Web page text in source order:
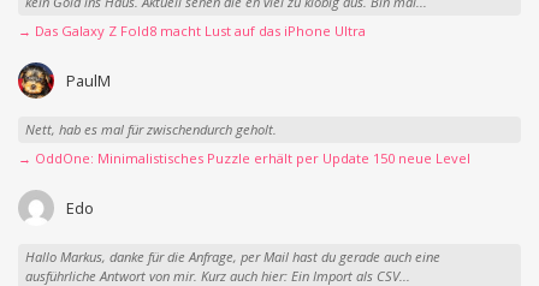
→ Das Galaxy Z Fold8 macht Lust auf das iPhone Ultra
PaulM
Nett, hab es mal für zwischendurch geholt.
→ OddOne: Minimalistisches Puzzle erhält per Update 150 neue Level
Edo
Hallo Markus, danke für die Anfrage, per Mail hast du gerade auch eine
ausführliche Antwort von mir. Kurz auch hier: Ein Import als CSV...